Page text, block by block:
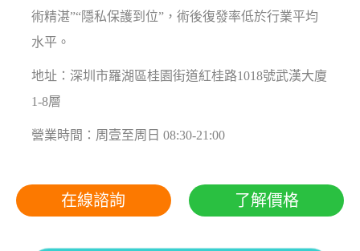
術精湛”“隱私保護到位”，術後復發率低於行業平均
水平。
地址：深圳市羅湖區桂園街道紅桂路1018號武漢大廈
1-8層
營業時間：周壹至周日 08:30-21:00
在線諮詢 了解價格